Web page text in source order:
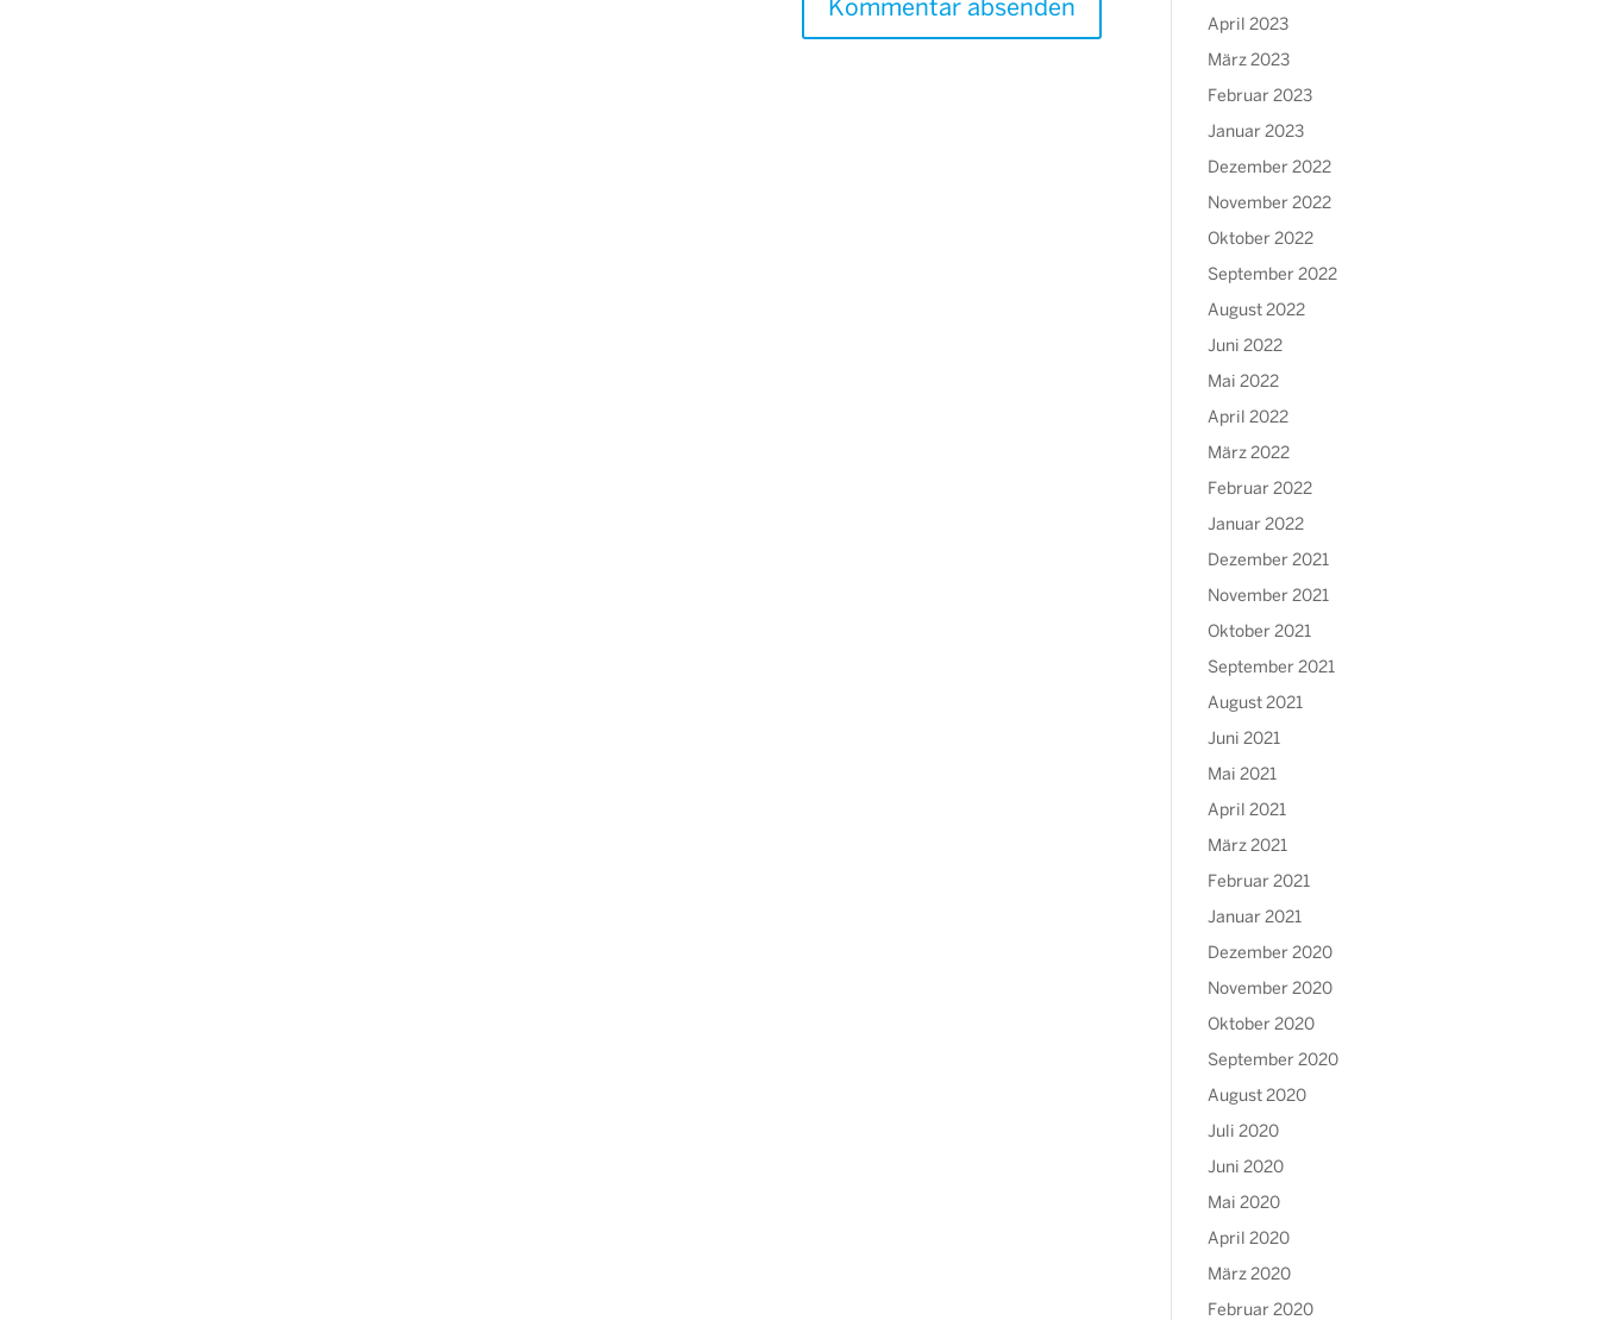
April 2023
März 2023
Februar 2023
Januar 2023
Dezember 2022
November 2022
Oktober 2022
September 2022
August 2022
Juni 2022
Mai 2022
April 2022
März 2022
Februar 2022
Januar 2022
Dezember 2021
November 2021
Oktober 2021
September 2021
August 2021
Juni 2021
Mai 2021
April 2021
März 2021
Februar 2021
Januar 2021
Dezember 2020
November 2020
Oktober 2020
September 2020
August 2020
Juli 2020
Juni 2020
Mai 2020
April 2020
März 2020
Februar 2020